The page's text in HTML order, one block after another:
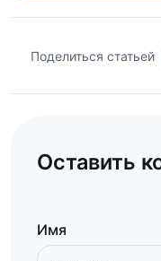
Поделиться статьей
Оставить
Имя